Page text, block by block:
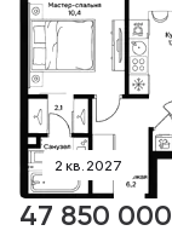
2 кв. 2027
47 850 000